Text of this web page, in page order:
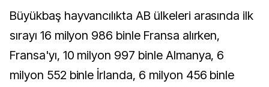
Büyükbaş hayvancılıkta AB ülkeleri arasında ilk
sırayı 16 milyon 986 binle Fransa alırken,
Fransa'yı, 10 milyon 997 binle Almanya, 6
milyon 552 binle İrlanda, 6 milyon 456 binle